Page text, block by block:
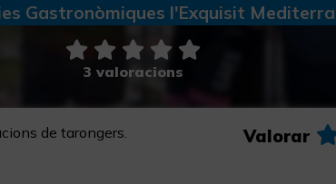
Gastronòmiques l'Exquisit
3 valoracions
Valorar
de tarongers.